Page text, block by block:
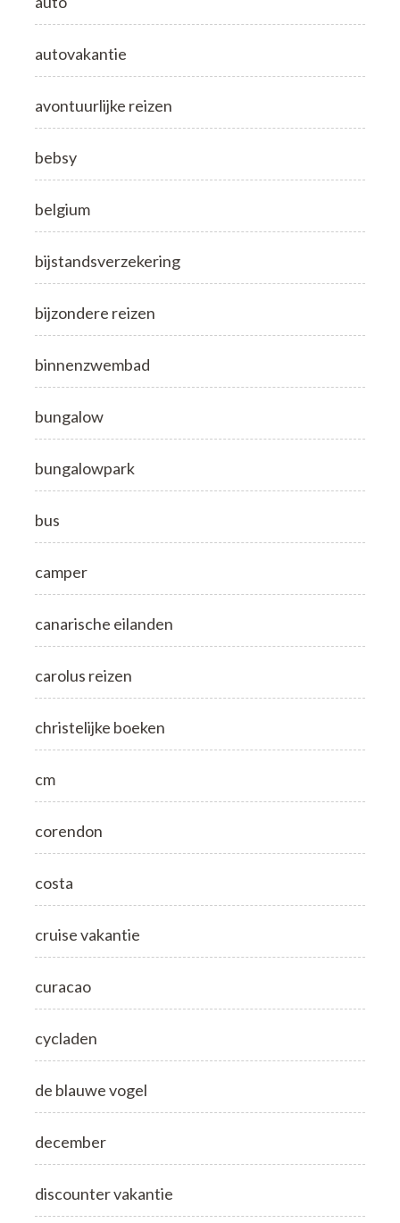
autovakantie
avontuurlijke reizen
bebsy
belgium
bijstandsverzekering
bijzondere reizen
binnenzwembad
bungalow
bungalowpark
bus
camper
canarische eilanden
carolus reizen
christelijke boeken
cm
corendon
costa
cruise vakantie
curacao
cycladen
de blauwe vogel
december
discounter vakantie